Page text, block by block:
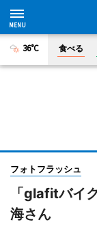
36°C 食べる
フォトフラッシュ
「glafitバイ
海さん